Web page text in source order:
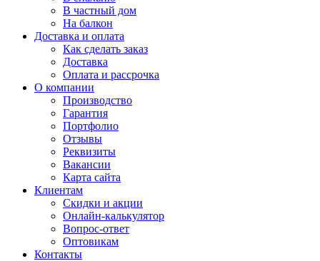
В частный дом
На балкон
Доставка и оплата
Как сделать заказ
Доставка
Оплата и рассрочка
О компании
Производство
Гарантия
Портфолио
Отзывы
Реквизиты
Вакансии
Карта сайта
Клиентам
Скидки и акции
Онлайн-калькулятор
Вопрос-ответ
Оптовикам
Контакты